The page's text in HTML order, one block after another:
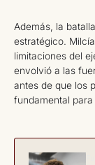
Además, la
estratégico.
limitaciones del
envolvió a las
antes de que los
fundamental